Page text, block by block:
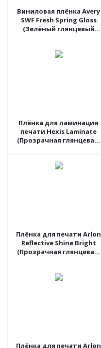
Виниловая плёнка Avery
SWF Fresh Spring Gloss
(Зелёный глянцевый
Плёнка для ламинации
печати Hexis Laminate
(Прозрачная глянцевая)
Плёнка для печати Arlon
Reflective Shine Bright
(Прозрачная глянцевая)
Плёнка для печати Arlon